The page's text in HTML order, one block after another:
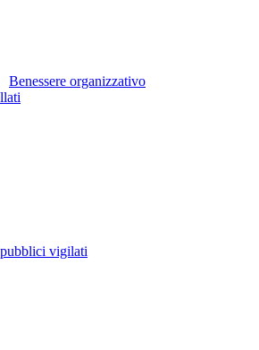
Benessere organizzativo
vigilati